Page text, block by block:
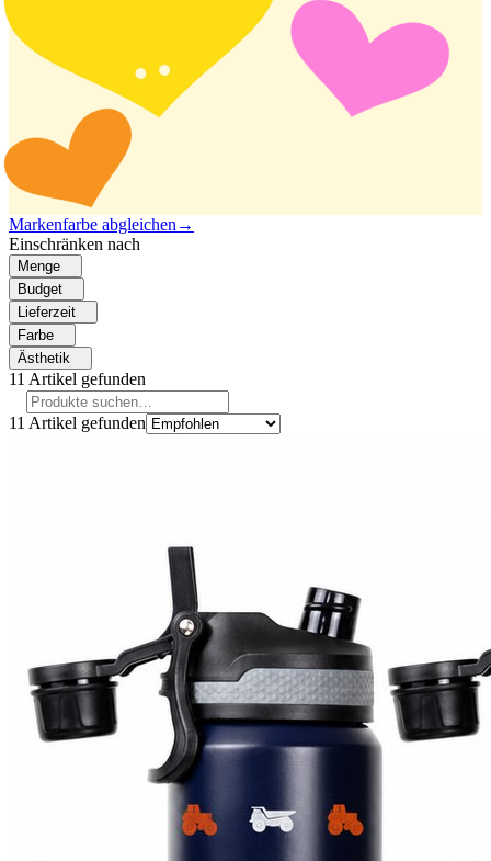
Markenfarbe abgleichen →
Einschränken nach
Menge
Budget
Lieferzeit
Farbe
Ästhetik
11 Artikel gefunden
11 Artikel gefunden